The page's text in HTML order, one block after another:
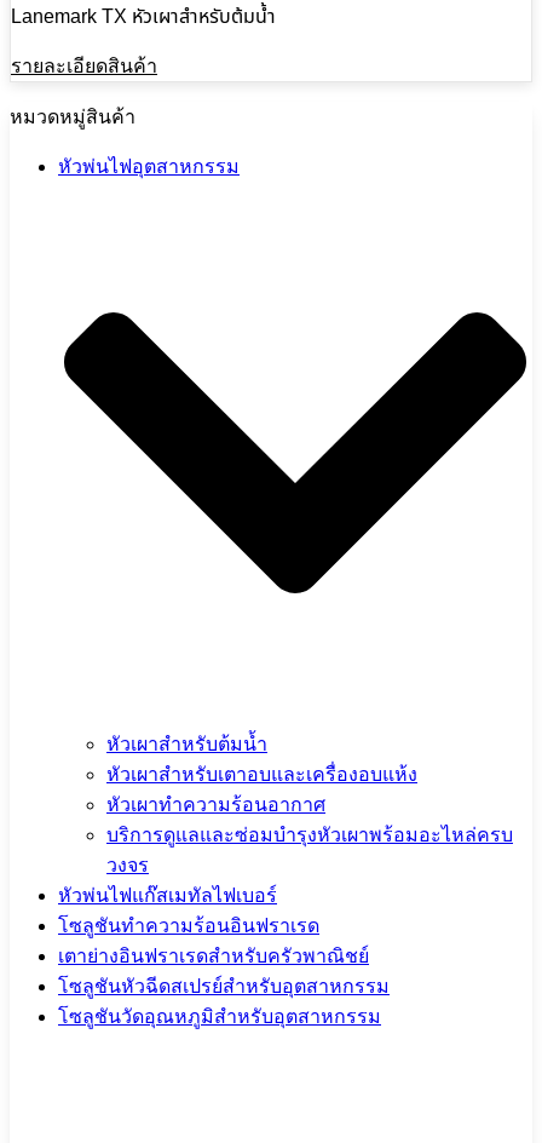
Lanemark TX หัวเผาสำหรับต้มน้ำ
รายละเอียดสินค้า
หมวดหมู่สินค้า
หัวพ่นไฟอุตสาหกรรม
หัวเผาสำหรับต้มน้ำ
หัวเผาสำหรับเตาอบและเครื่องอบแห้ง
หัวเผาทำความร้อนอากาศ
บริการดูแลและซ่อมบำรุงหัวเผาพร้อมอะไหล่ครบ
วงจร
หัวพ่นไฟแก๊สเมทัลไฟเบอร์
โซลูชันทำความร้อนอินฟราเรด
เตาย่างอินฟราเรดสำหรับครัวพาณิชย์
โซลูชันหัวฉีดสเปรย์สำหรับอุตสาหกรรม
โซลูชันวัดอุณหภูมิสำหรับอุตสาหกรรม